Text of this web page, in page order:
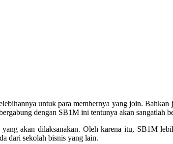
untuk para membernya yang join.
dengan SB1M ini tentunya akan sangatlah
akan dilaksanakan. Oleh karena itu, SB1M
dari sekolah bisnis yang lain.